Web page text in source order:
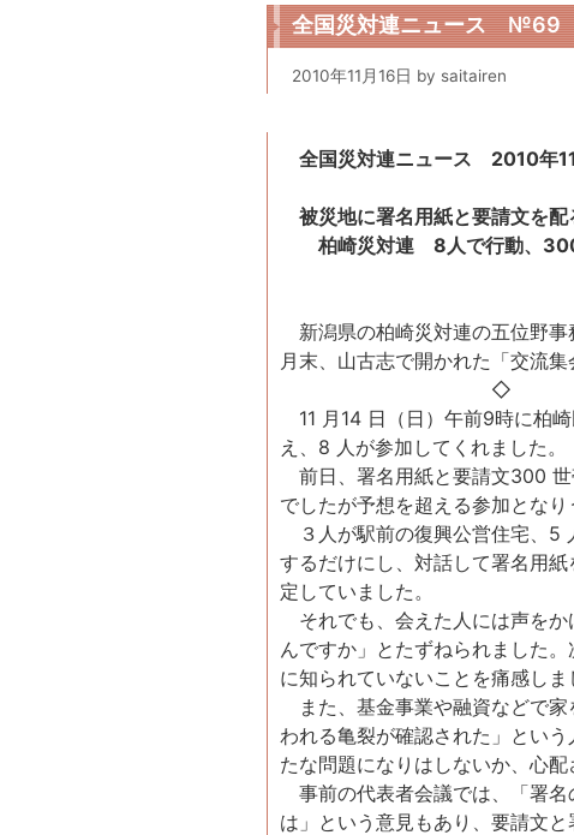
全国災対連ニュース №69
2010年11月16日 by saitairen
全国災対連ニュース 2010
被災地に署名用紙と要請文を配
柏崎災対連 8人で行動、
新潟県の柏崎災対連の五位野事
月末、山古志で開かれた「交流
◇
11 月14 日（日）午前9時に柏
え、8 人が参加してくれました。
前日、署名用紙と要請文300
でしたが予想を超える参加となり
３人が駅前の復興公営住宅、5
するだけにし、対話して署名用
定していました。
それでも、会えた人には声をか
んですか」とたずねられました
に知られていないことを痛感しま
また、基金事業や融資などで家
われる亀裂が確認された」とい
たな問題になりはしないか、心配
事前の代表者会議では、「署名
は」という意見もあり、要請文